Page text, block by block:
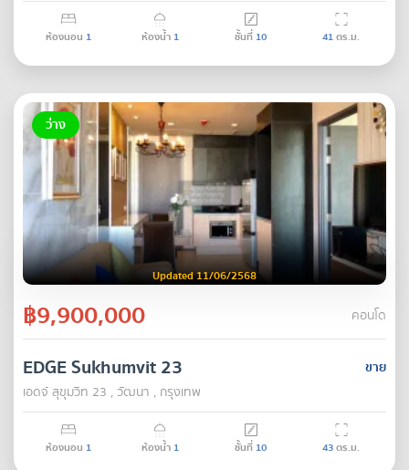
ห้องนอน 1 ห้องน้ำ 1 ชั้นที่ 10 41ตร.ม.
ว่าง
Updated 11/06/2568
฿9,900,000 คอนโด
ขาย
EDGE Sukhumvit 23
เอดจ์ สุขุมวิท 23 , วัฒนา , กรุงเทพ
ห้องนอน 1 ห้องน้ำ 1 ชั้นที่ 10 43ตร.ม.